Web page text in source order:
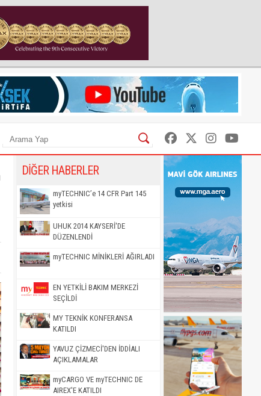
DİĞER HABERLER
myTECHNIC’e 14 CFR Part 145
yetkisi
UHUK 2014 KAYSERİ'DE
DÜZENLENDİ
myTECHNIC MİNİKLERİ AĞIRLADI
EN YETKİLİ BAKIM MERKEZİ
SEÇİLDİ
MY TEKNİK KONFERANSA
KATILDI
YAVUZ ÇİZMECİ'DEN İDDİALI
AÇIKLAMALAR
myCARGO VE myTECHNIC DE
AIREX'E KATILDI